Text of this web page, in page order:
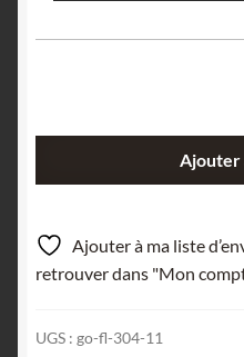
de
feuilles,
Corse,
Doumet.
Ajouter
Ajouter à ma liste
retrouver dans "Mon
UGS : go-fl-304-11